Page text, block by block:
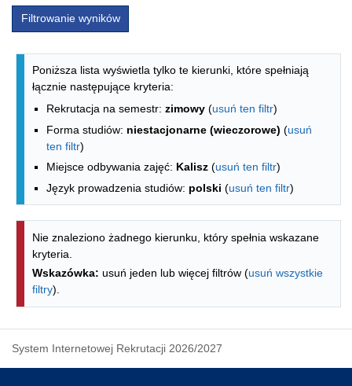
Filtrowanie wyników
Lista kierunków - indeks alfabetyczny
Poniższa lista wyświetla tylko te kierunki, które spełniają
łącznie następujące kryteria:
Rekrutacja na semestr: zimowy (usuń ten filtr)
Forma studiów: niestacjonarne (wieczorowe) (usuń
ten filtr)
Miejsce odbywania zajęć: Kalisz (usuń ten filtr)
Język prowadzenia studiów: polski (usuń ten filtr)
Nie znaleziono żadnego kierunku, który spełnia wskazane
kryteria.
Wskazówka: usuń jeden lub więcej filtrów (usuń wszystkie
filtry).
System Internetowej Rekrutacji 2026/2027